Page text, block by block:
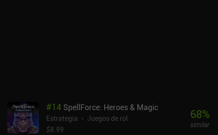
#14 SpellForce: Heroes & Magic
Estrategia
Juegos de rol
$8.99
68%
similar